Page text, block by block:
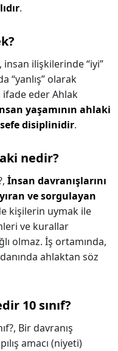
.
insan ilişkilerinde “iyi”
“yanlış” olarak
ifade eder Ahlak
yaşamının ahlaki
disiplinidir.
nedir?
İnsan davranışlarını
ve sorgulayan
kişilerin uymak ile
ve kurallar
olmaz. İş ortamında,
ahlaktan söz
10 sınıf?
Bir davranış
amacı (niyeti)